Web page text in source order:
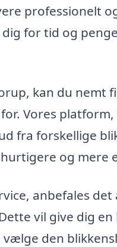
professionelt
for tid og
kan du nemt
Vores
fra forskellige
og mere
anbefales
vil give dig
den